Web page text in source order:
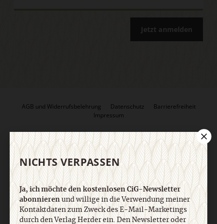
Jetzt anmelden
AGB und Widerrufsbelehrung Datenschutz
Barrierefreiheit
Impressum
Vertrag widerrufen Abo online kündigen
NICHTS VERPASSEN
Ja, ich möchte den kostenlosen CiG-Newsletter
abonnierenund willige in die Verwendung meiner
Kontaktdaten zum Zweck des E-Mail-Marketings
durch den Verlag Herder ein. Den Newsletter oder